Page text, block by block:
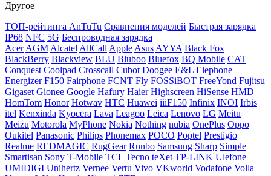
Другое
ТОП-рейтинга AnTuTu Сравнения моделей Быстрая зарядка
IP68 NFC 5G Беспроводная зарядка
Acer AGM Alcatel AllCall Apple Asus AYYA Black Fox
BlackBerry Blackview BLU Bluboo Bluefox BQ Mobile CAT
Conquest Coolpad Crosscall Cubot Doogee E&L Elephone
Energizer F150 Fairphone FCNT Fly FOSSiBOT FreeYond Fujitsu
Gigaset Gionee Google Hafury Haier Highscreen HiSense HMD
HomTom Honor Hotwav HTC Huawei iiiF150 Infinix INOI Irbis
itel Kenxinda Kyocera Lava Leagoo Leica Lenovo LG Meitu
Meizu Motorola MyPhone Nokia Nothing nubia OnePlus Oppo
Oukitel Panasonic Philips Phonemax POCO Poptel Prestigio
Realme REDMAGIC RugGear Runbo Samsung Sharp Simple
Smartisan Sony T-Mobile TCL Tecno teXet TP-LINK Ulefone
UMIDIGI Unihertz Vernee Vertu Vivo VKworld Vodafone Volla